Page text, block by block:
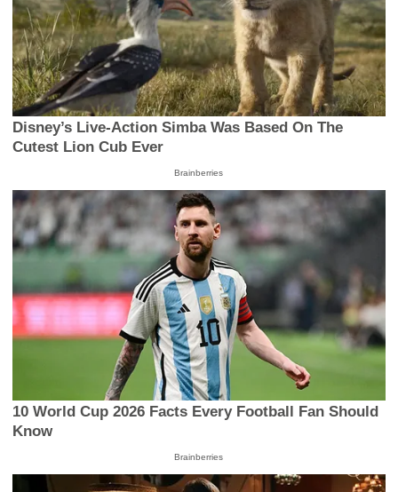
Disney’s Live-Action Simba Was Based On The
Cutest Lion Cub Ever
Brainberries
10 World Cup 2026 Facts Every Football Fan Should
Know
Brainberries